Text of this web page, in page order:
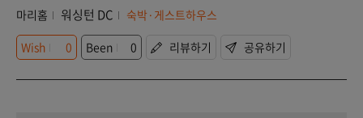
마리홈 워싱턴 DC
숙박·게스트하우스
Wish
0 Been 0 리뷰하기 공유하기